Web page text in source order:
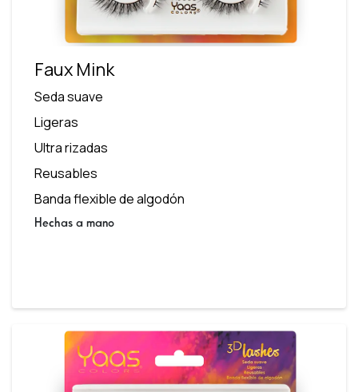
Faux Mink
Seda suave
Ligeras
Ultra rizadas
Reusables
Banda flexible de algodón
Hechas a mano